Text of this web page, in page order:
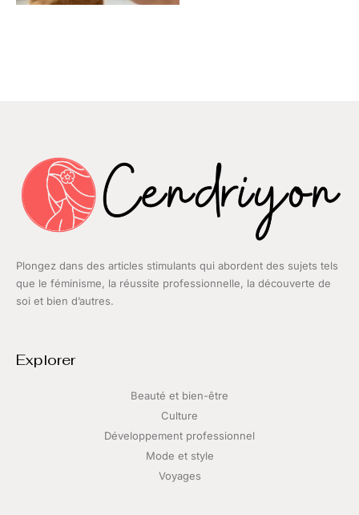
Plongez dans des articles stimulants qui abordent des sujets tels
que le féminisme, la réussite professionnelle, la découverte de
soi et bien d’autres.
Explorer
Beauté et bien-être
Culture
Développement professionnel
Mode et style
Voyages